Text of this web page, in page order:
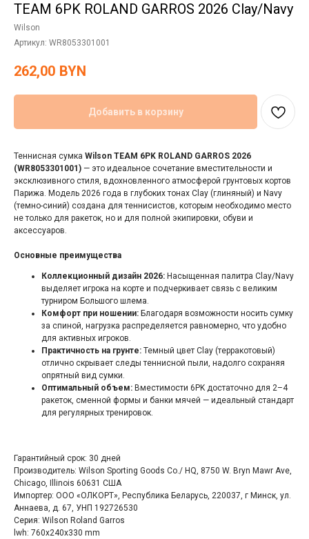
TEAM 6PK ROLAND GARROS 2026 Clay/Navy
Wilson
Артикул: WR8053301001
262,00 BYN
Добавить в корзину
Теннисная сумка Wilson TEAM 6PK ROLAND GARROS 2026
(WR8053301001) — это идеальное сочетание вместительности и
эксклюзивного стиля, вдохновленного атмосферой грунтовых кортов
Парижа. Модель 2026 года в глубоких тонах Clay (глиняный) и Navy
(темно-синий) создана для теннисистов, которым необходимо место
не только для ракеток, но и для полной экипировки, обуви и
аксессуаров.
Основные преимущества
Коллекционный дизайн 2026: Насыщенная палитра Clay/Navy
выделяет игрока на корте и подчеркивает связь с великим
турниром Большого шлема.
Комфорт при ношении: Благодаря возможности носить сумку
за спиной, нагрузка распределяется равномерно, что удобно
для активных игроков.
Практичность на грунте: Темный цвет Clay (терракотовый)
отлично скрывает следы теннисной пыли, надолго сохраняя
опрятный вид сумки.
Оптимальный объем: Вместимости 6PK достаточно для 2–4
ракеток, сменной формы и банки мячей — идеальный стандарт
для регулярных тренировок.
Гарантийный срок: 30 дней
Производитель: Wilson Sporting Goods Co./ HQ, 8750 W. Bryn Mawr Ave,
Chicago, Illinois 60631 США
Импортер: ООО «ОЛКОРТ», Республика Беларусь, 220037, г Минск, ул.
Аннаева, д. 67, УНП 192726530
Серия: Wilson Roland Garros
lwh: 760x240x330 mm